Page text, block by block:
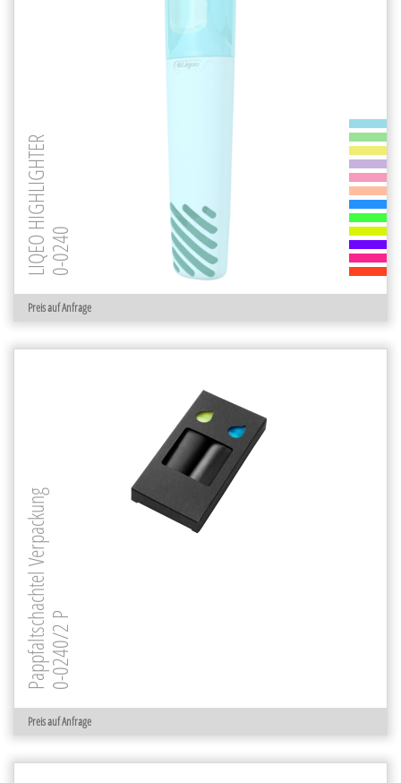
Preis auf Anfrage
LIQEO HIGHLIGHTER0-0240
Preis auf Anfrage
Pappfaltschachtel Verpackung0-0240/2 P